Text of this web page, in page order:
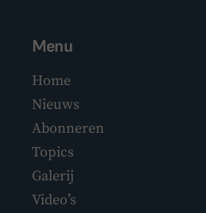
Menu
Home
Nieuws
Abonneren
Topics
Galerij
Video’s